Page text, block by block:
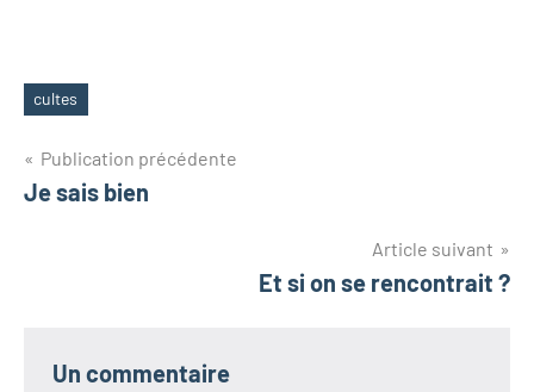
Étiquettes
cultes
Navigation
de
Publication précédente
Je sais bien
Article suivant
Et si on se rencontrait ?
Un commentaire